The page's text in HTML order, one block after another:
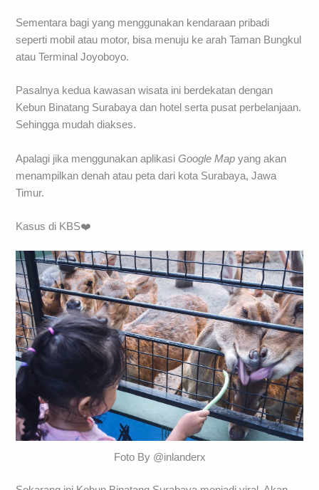
Sementara bagi yang menggunakan kendaraan pribadi
seperti mobil atau motor, bisa menuju ke arah Taman Bungkul
atau Terminal Joyoboyo.
Pasalnya kedua kawasan wisata ini berdekatan dengan
Kebun Binatang Surabaya dan hotel serta pusat perbelanjaan.
Sehingga mudah diakses.
Apalagi jika menggunakan aplikasiGoogle Map yang akan
menampilkan denah atau peta dari kota Surabaya, Jawa
Timur.
Kasus di KBS❤️
Foto By @inlanderx